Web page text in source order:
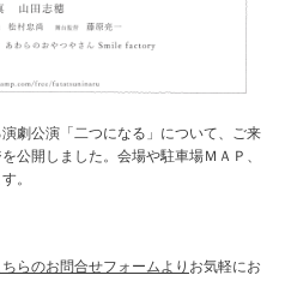
劇公演「二つになる」について、ご来
公開しました。会場や駐車場ＭＡＰ、
。
ちらのお問合せフォームより お気軽にお